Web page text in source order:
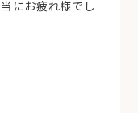
にお疲れ様でし